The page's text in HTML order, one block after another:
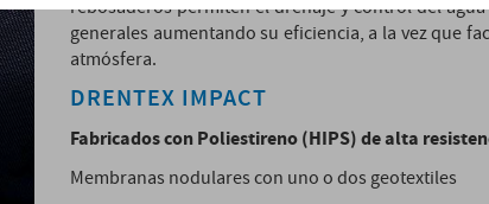
rebosaderos permiten el drenaje y control del
generales aumentando su eficiencia, a la vez que
atmósfera.
DRENTEX IMPACT
Fabricados con Poliestireno (HIPS) de alta
Membranas nodulares con uno o dos geotextiles